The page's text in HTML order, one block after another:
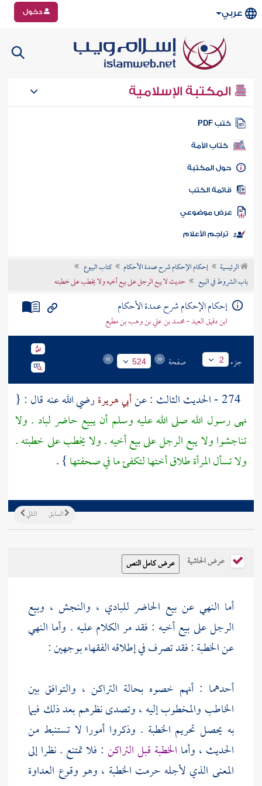
عربي دخول
المكتبة الإسلامية
كتب PDF
كتاب الأمة
المكتبة
الكتب
موضوعي
تراجم الأعلام
الرئيسية إحكام الإحكام شرح عمدة الأحكام
كتاب البيوع
باب الشروط في البيع
حديث لا يبع الرجل على بيع أخيه ولا يخطب على خطبته
إحكام الإحكام شرح عمدة الأحكام
ابن دقيق العيد - محمد بن علي بن وهب بن مطيع
جزء 2 صفحة 524
أبي هريرةرضي الله عنه قال : {
نهى رسول الله صلى الله عليه وسلم أن يبيع حاضر لباد . ولا
تناجشوا ولا يبع الرجل على بيع أخيه . ولا يخطب على خطبته .
ولا تسأل المرأة طلاق أختها لتكفئ ما في صحفتها} .
التالي السابق
عرض الحاشية
أما النهي عن بيع الحاضر للبادي ، والنجش ، وبيع
الرجل على بيع أخيه : فقد مر الكلام عليه . وأما النهي
عن الخطبة : فقد تصرف في إطلاقه الفقهاء بوجهين :
أحدهما : أنهم خصوه بحالة التراكن ، والتوافق بين
الخاطب والمخطوب إليه ، وتصدى نظرهم بعد ذلك فيما
به يحصل تحريم الخطبة . وذكروا أمورا لا تستنبط من
الحديث ، وأما الخطبة قبل التراكن : فلا تمتنع . نظرا إلى
المعنى الذي لأجله حرمت الخطبة ، وهو وقوع العداوة